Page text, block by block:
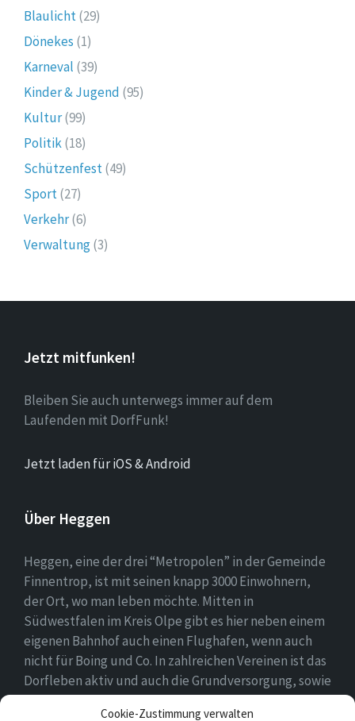
Cookie-Zustimmung verwalten
Blaulicht(29)
Dönekes (1)
Karneval (39)
Kinder & Jugend (95)
Kultur(99)
Politik(18)
Schützenfest(49)
Sport(27)
Verkehr(6)
Verwaltung(3)
Jetzt mitfunken!
Bleiben Sie auch unterwegs immer auf dem
Laufenden mit DorfFunk!
Jetzt laden für iOS & Android
Über Heggen
Heggen, eine der drei “Metropolen” in der Gemeinde
Finnentrop, ist mit seinen knapp 3000 Einwohnern,
der Ort, wo man leben möchte. Mitten in
Südwestfalen im Kreis Olpe gibt es hier neben einem
eigenen Bahnhof auch einen Flughafen, wenn auch
nicht für Boing und Co. In zahlreichen Vereinen ist das
Dorfleben aktiv und auch die Grundversorgung, sowie
eine Schule und zwei Kindergärten gehören zum